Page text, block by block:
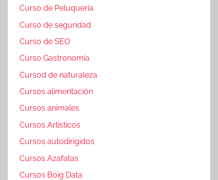
Curso de Peluquería
Curso de seguridad
Curso de SEO
Curso Gastronomía
Cursod de naturaleza
Cursos alimentación
Cursos animales
Cursos Artísticos
Cursos autodirigidos
Cursos Azafatas
Cursos Boig Data